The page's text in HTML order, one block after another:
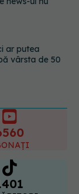
pe timp de